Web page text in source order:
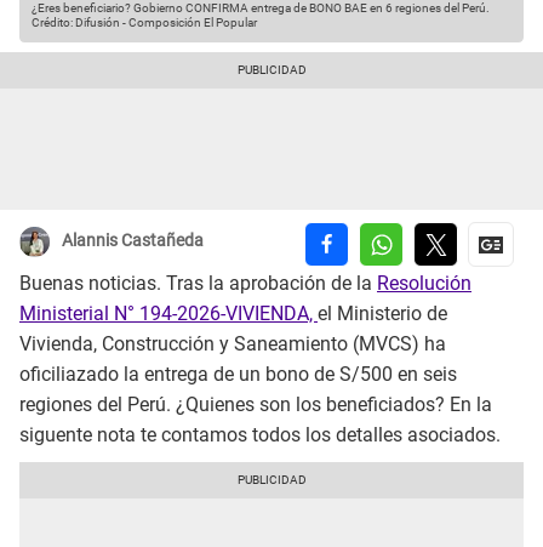
¿Eres beneficiario? Gobierno CONFIRMA entrega de BONO BAE en 6 regiones del Perú.
Crédito: Difusión - Composición El Popular
Alannis Castañeda
Buenas noticias. Tras la aprobación de la Resolución
Ministerial N° 194-2026-VIVIENDA, el Ministerio de
Vivienda, Construcción y Saneamiento (MVCS) ha
oficiliazado la entrega de un bono de S/500 en seis
regiones del Perú. ¿Quienes son los beneficiados? En la
siguente nota te contamos todos los detalles asociados.